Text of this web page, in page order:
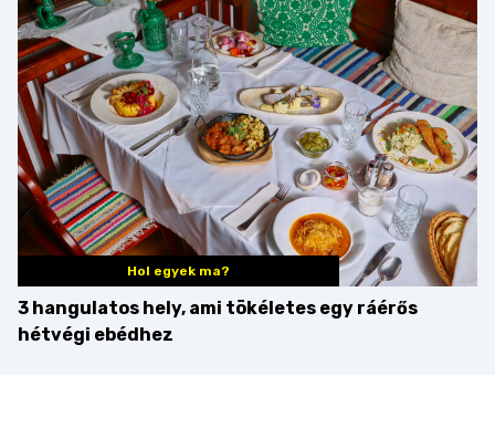
zseniális
Hol egyek ma?
3 hangulatos hely, ami tökéletes egy ráérős
hétvégi ebédhez